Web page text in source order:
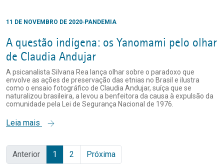
11 DE NOVEMBRO DE 2020 PANDEMIA
A questão indígena: os Yanomami pelo olhar
de Claudia Andujar
A psicanalista Silvana Rea lança olhar sobre o paradoxo que
envolve as ações de preservação das etnias no Brasil e ilustra
como o ensaio fotográfico de Claudia Andujar, suíça que se
naturalizou brasileira, a levou a benfeitora da causa à expulsão da
comunidade pela Lei de Segurança Nacional de 1976.
Leia mais
Anterior 1 2 Próxima